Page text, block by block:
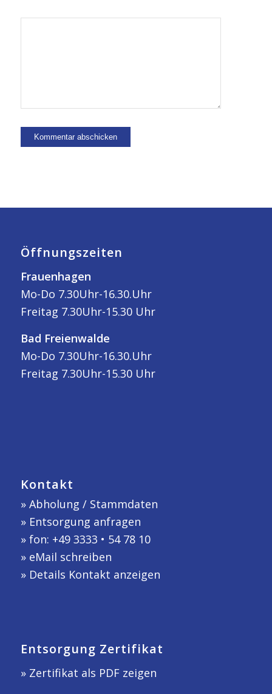
Öffnungszeiten
Frauenhagen
Mo-Do 7.30Uhr-16.30.Uhr
Freitag 7.30Uhr-15.30 Uhr
Bad Freienwalde
Mo-Do 7.30Uhr-16.30.Uhr
Freitag 7.30Uhr-15.30 Uhr
Kontakt
» Abholung / Stammdaten
» Entsorgung anfragen
» fon: +49 3333 • 54 78 10
» eMail schreiben
» Details Kontakt anzeigen
Entsorgung Zertifikat
» Zertifikat als PDF zeigen